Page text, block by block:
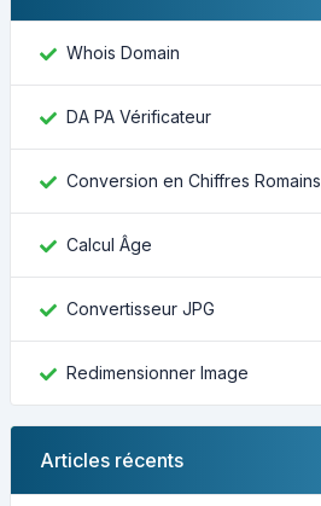
Whois Domain
DA PA Vérificateur
Conversion en Chiffres Romains
Calcul Âge
Convertisseur JPG
Redimensionner Image
Articles récents